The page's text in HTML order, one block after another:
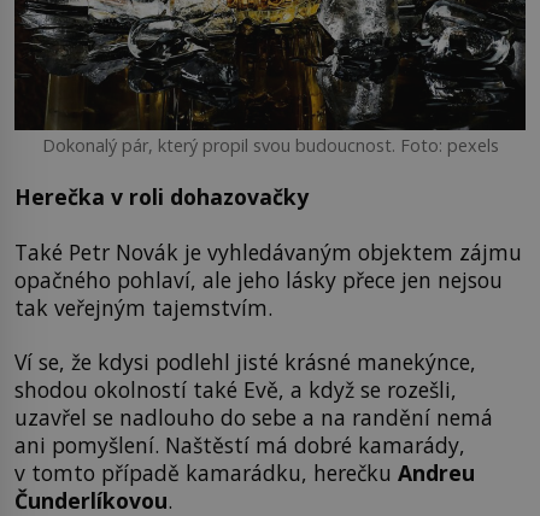
Dokonalý pár, který propil svou budoucnost. Foto: pexels
Herečka v roli dohazovačky
Také Petr Novák je vyhledávaným objektem zájmu
opačného pohlaví, ale jeho lásky přece jen nejsou
tak veřejným tajemstvím.
Ví se, že kdysi podlehl jisté krásné manekýnce,
shodou okolností také Evě, a když se rozešli,
uzavřel se nadlouho do sebe a na randění nemá
ani pomyšlení. Naštěstí má dobré kamarády,
v tomto případě kamarádku, herečku Andreu
Čunderlíkovou.